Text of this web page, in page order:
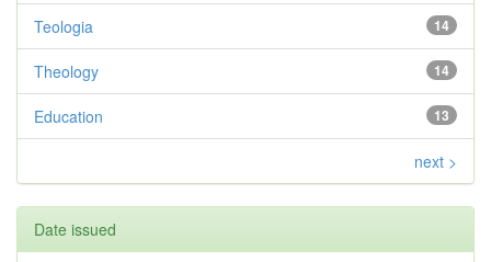
14
Teologia
14
Theology
13
Education
next >
Date issued